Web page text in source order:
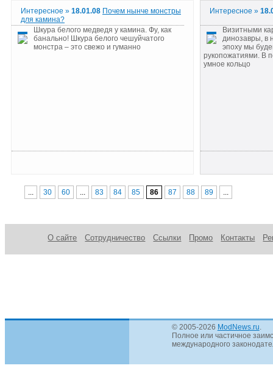
Интересное » 18.01.08 Почем нынче монстры
для камина?
Шкура белого медведя у камина. Фу, как
банально! Шкура белого чешуйчатого
монстра – это свежо и гуманно
Интересное »
Визитными
динозавры, в
эпоху мы
рукопожатиями. В
умное кольцо
30 60 83 84 85 86 87 88 89
О сайте Сотрудничество Ссылки Промо Контакты
© 2005-2026 ModNews.ru
Полное или частичное
международного